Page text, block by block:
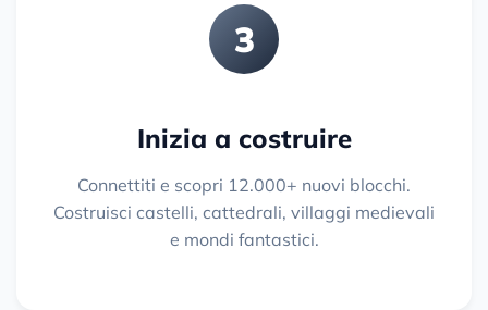
3
Inizia a costruire
Connettiti e scopri 12.000+ nuovi blocchi.
Costruisci castelli, cattedrali, villaggi medievali
e mondi fantastici.